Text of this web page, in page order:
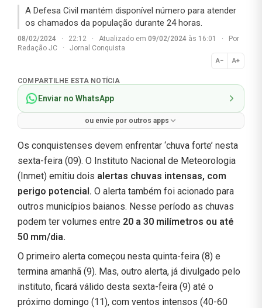
A Defesa Civil mantém disponível número para atender
os chamados da população durante 24 horas.
08/02/2024 · 22:12 · Atualizado em 09/02/2024 às 16:01 ·
Por
Redação JC
· Jornal Conquista
A− A+
Normal
COMPARTILHE ESTA NOTÍCIA
Enviar no WhatsApp
ou envie por outros apps
Os conquistenses devem enfrentar ‘chuva forte’ nesta
sexta-feira (09). O Instituto Nacional de Meteorologia
(Inmet) emitiu dois alertas chuvas intensas, com
perigo potencial. O alerta também foi acionado para
outros municípios baianos. Nesse período as chuvas
podem ter volumes entre 20 a 30 milímetros ou até
50 mm/dia.
O primeiro alerta começou nesta quinta-feira (8) e
termina amanhã (9). Mas, outro alerta, já divulgado pelo
instituto, ficará válido desta sexta-feira (9) até o
próximo domingo (11), com ventos intensos (40-60